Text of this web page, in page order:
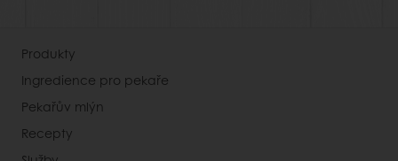
Produkty
Ingredience pro pekaře
Pekařův mlýn
Recepty